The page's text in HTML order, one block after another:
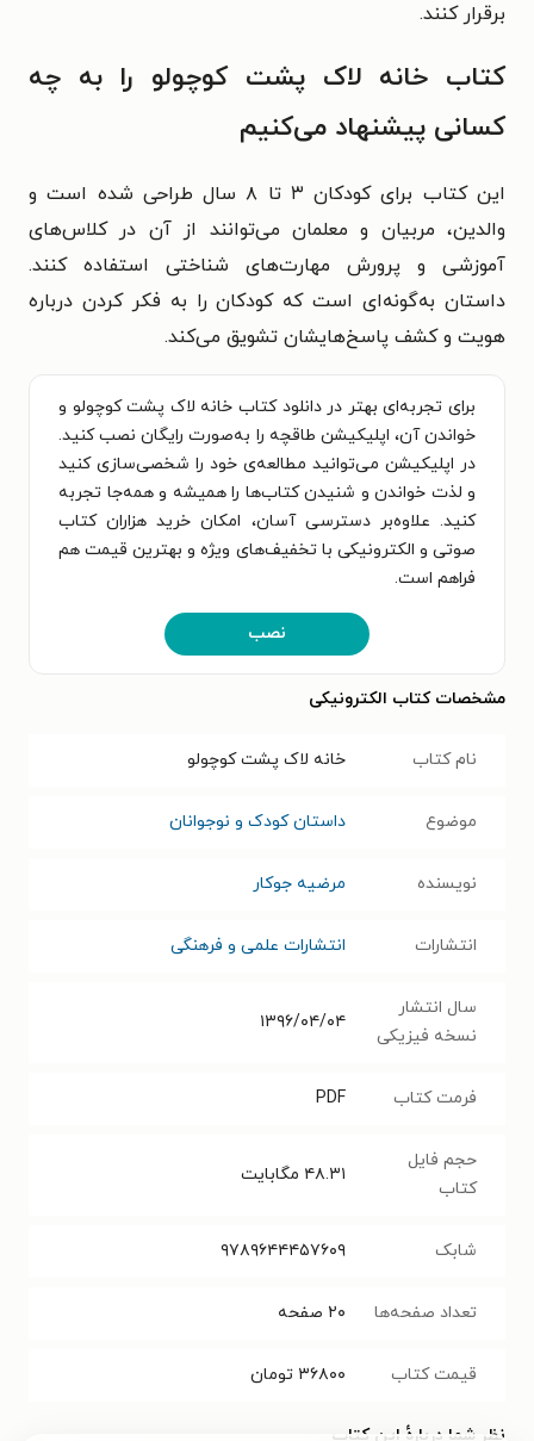
برقرار کنند.
کتاب خانه لاک پشت کوچولو را به چه
کسانی پیشنهاد می‌کنیم
این کتاب برای کودکان ۳ تا ۸ سال طراحی شده است و
والدین، مربیان و معلمان می‌توانند از آن در کلاس‌های
آموزشی و پرورش مهارت‌های شناختی استفاده کنند.
داستان به‌گونه‌ای است که کودکان را به فکر کردن درباره
هویت و کشف پاسخ‌هایشان تشویق می‌کند.
برای تجربه‌ای بهتر در دانلود کتاب خانه لاک پشت کوچولو و
خواندن آن، اپلیکیشن طاقچه را به‌صورت رایگان نصب کنید.
در اپلیکیشن می‌توانید مطالعه‌ی خود را شخصی‌سازی کنید
و لذت خواندن و شنیدن کتاب‌ها را همیشه و همه‌جا تجربه
کنید. علاوه‌بر دسترسی آسان، امکان خرید هزاران کتاب
صوتی و الکترونیکی با تخفیف‌های ویژه و بهترین قیمت هم
فراهم است.
نصب
مشخصات کتاب الکترونیکی
نام کتاب خانه لاک پشت کوچولو
موضوع داستان کودک و نوجوانان
نویسنده مرضیه جوکار
انتشارات انتشارات علمی و فرهنگی
سال انتشار
نسخه فیزیکی
۱۳۹۶/۰۴/۰۴
فرمت کتاب PDF
حجم فایل
کتاب
۴۸.۳۱ مگابایت
شابک ۹۷۸۹۶۴۴۴۵۷۶۰۹
تعداد صفحه‌ها ۲۰ صفحه
قیمت کتاب ۳۶۸۰۰ تومان
نظر شما دربارهٔ این کتاب